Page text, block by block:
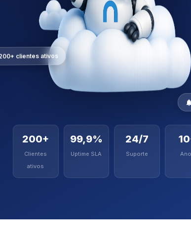
clientes ativos
200+
Clientes
ativos
99,9%
Uptime SLA
24/7
Suporte